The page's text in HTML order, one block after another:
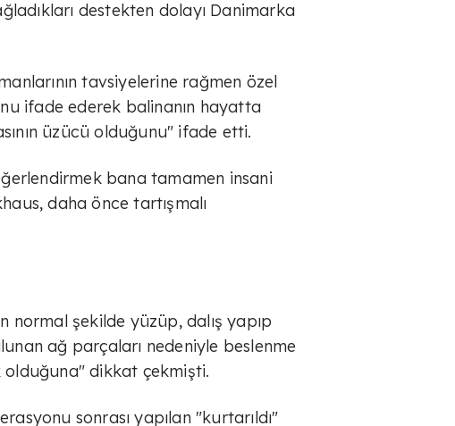
destekten dolayı Danimarka
tavsiyelerine rağmen özel
ifade ederek balinanın hayatta
üzücü olduğunu" ifade etti.
bana tamamen insani
daha önce tartışmalı
normal şekilde yüzüp, dalış yapıp
ağ parçaları nedeniyle beslenme
olduğuna" dikkat çekmişti.
sonrası yapılan "kurtarıldı"